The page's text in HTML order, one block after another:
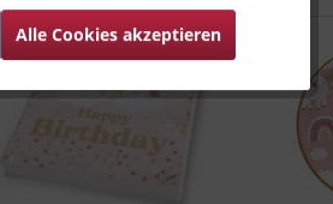
Alle Cookies akzeptieren